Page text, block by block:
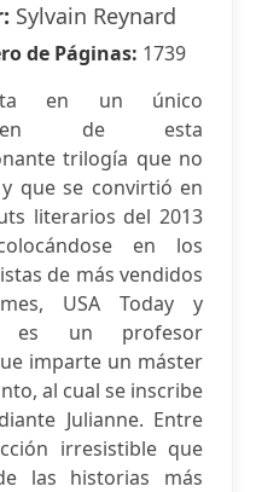
Sylvain Reynard
de Páginas: 1739
en un único
de esta
trilogía que no
que se convirtió en
literarios del 2013
en los
de más vendidos
USA Today y
es un profesor
imparte un máster
al cual se inscribe
Julianne. Entre
irresistible que
las historias más